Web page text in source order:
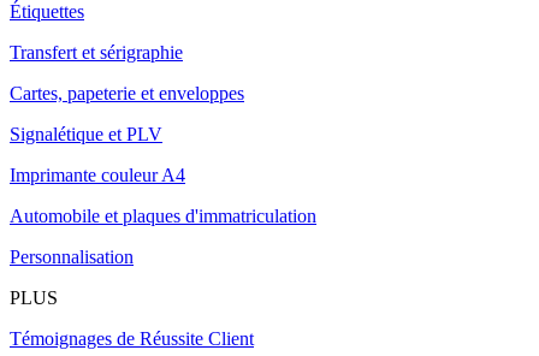
Étiquettes
Transfert et sérigraphie
Cartes, papeterie et enveloppes
Signalétique et PLV
Imprimante couleur A4
Automobile et plaques d'immatriculation
Personnalisation
PLUS
Témoignages de Réussite Client